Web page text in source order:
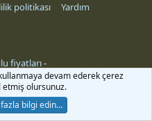
politikası
Yardım
fiyatları-
devam ederek çerez
etmiş olursunuz.
bilgi edin…